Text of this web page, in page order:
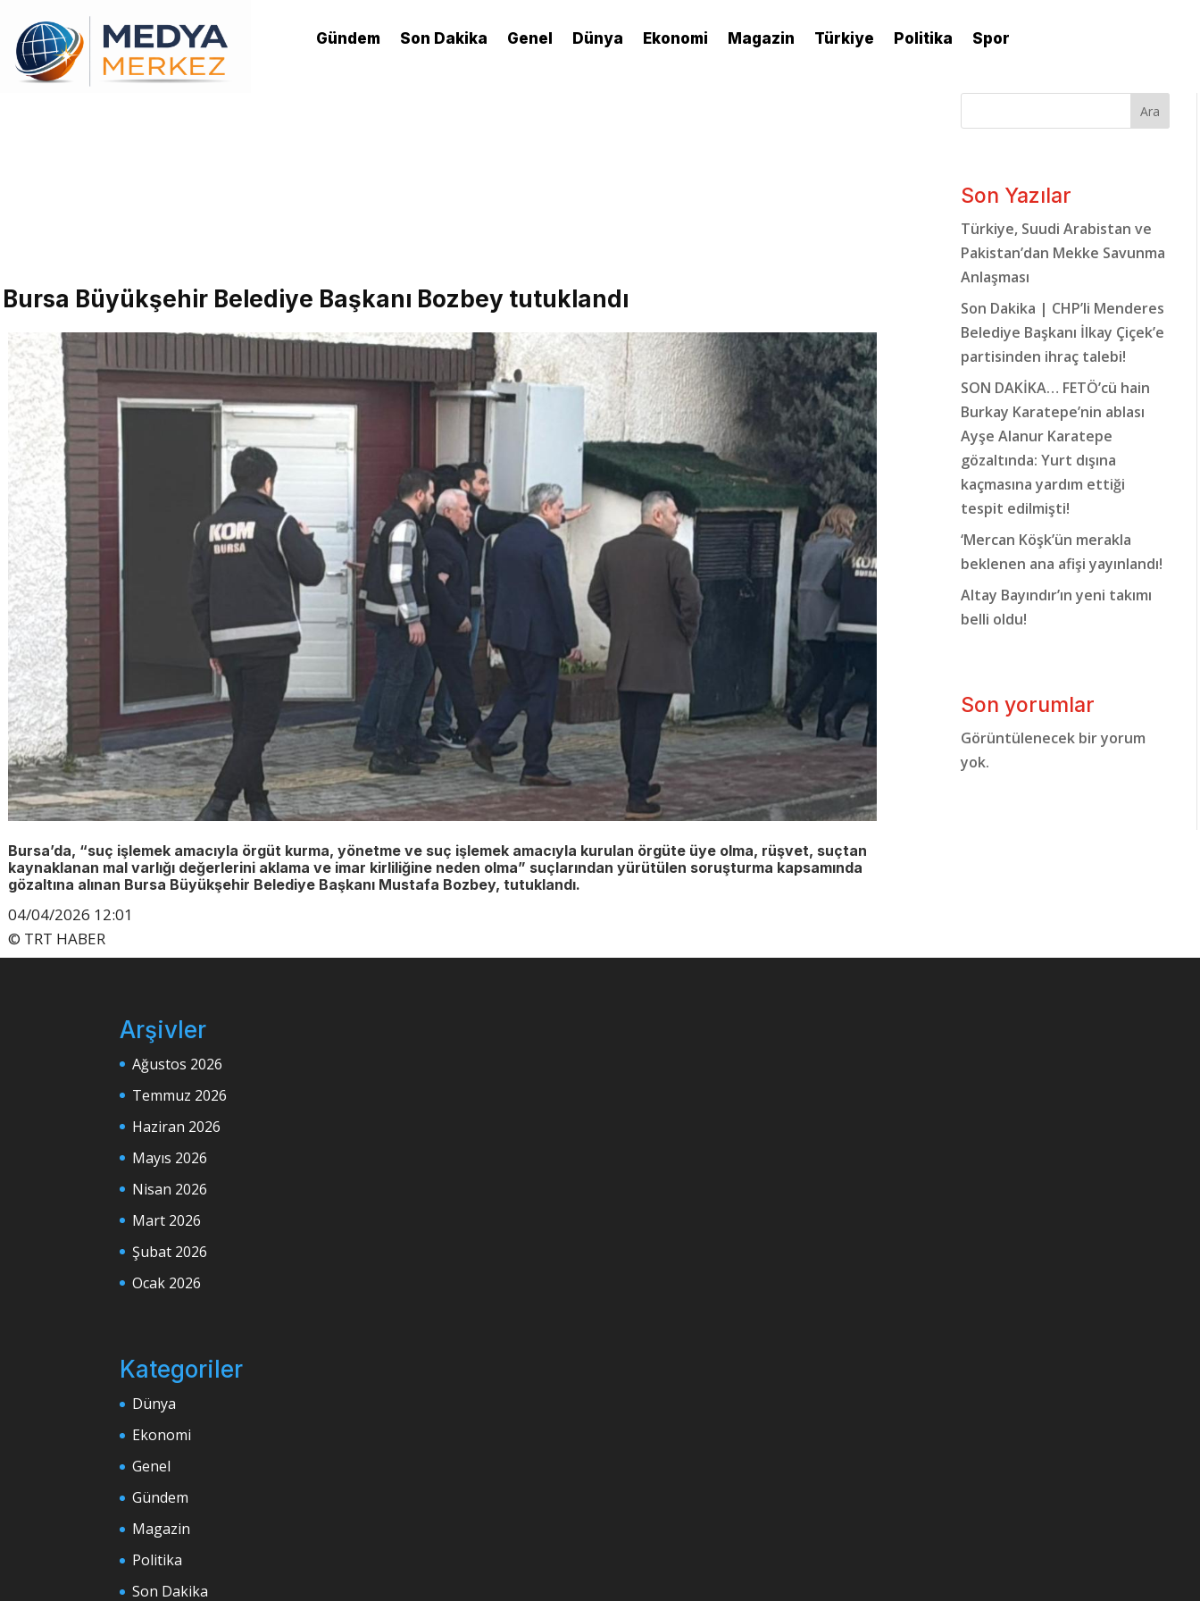
Gündem Son Dakika Genel Dünya Ekonomi Magazin Türkiye Politika Spor
Bursa Büyükşehir Belediye Başkanı Bozbey tutuklandı
Bursa’da, “suç işlemek amacıyla örgüt kurma, yönetme ve suç işlemek amacıyla kurulan örgüte üye olma, rüşvet, suçtan
kaynaklanan mal varlığı değerlerini aklama ve imar kirliliğine neden olma” suçlarından yürütülen soruşturma kapsamında
gözaltına alınan Bursa Büyükşehir Belediye Başkanı Mustafa Bozbey, tutuklandı.
04/04/2026 12:01
© TRT HABER
Ara
Son Yazılar
Türkiye, Suudi Arabistan ve
Pakistan’dan Mekke Savunma
Anlaşması
Son Dakika | CHP’li Menderes
Belediye Başkanı İlkay Çiçek’e
partisinden ihraç talebi!
SON DAKİKA… FETÖ’cü hain
Burkay Karatepe’nin ablası
Ayşe Alanur Karatepe
gözaltında: Yurt dışına
kaçmasına yardım ettiği
tespit edilmişti!
‘Mercan Köşk’ün merakla
beklenen ana afişi yayınlandı!
Altay Bayındır’ın yeni takımı
belli oldu!
Son yorumlar
Görüntülenecek bir yorum
yok.
Arşivler
Ağustos 2026
Temmuz 2026
Haziran 2026
Mayıs 2026
Nisan 2026
Mart 2026
Şubat 2026
Ocak 2026
Kategoriler
Dünya
Ekonomi
Genel
Gündem
Magazin
Politika
Son Dakika